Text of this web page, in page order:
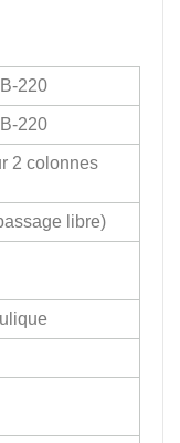
220
220
2 colonnes
libre)